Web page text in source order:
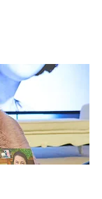
mudou para a
80, e está lá
Com
Quanto mais
histórias sobre
à tona as